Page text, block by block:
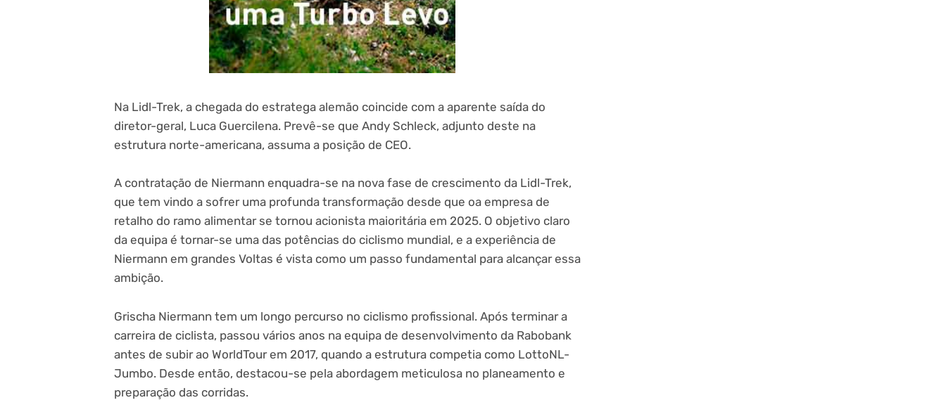
Na Lidl-Trek, a chegada do estratega alemão coincide com a aparente saída do
diretor-geral, Luca Guercilena. Prevê-se que Andy Schleck, adjunto deste na
estrutura norte-americana, assuma a posição de CEO.
A contratação de Niermann enquadra-se na nova fase de crescimento da Lidl-Trek,
que tem vindo a sofrer uma profunda transformação desde que oa empresa de
retalho do ramo alimentar se tornou acionista maioritária em 2025. O objetivo claro
da equipa é tornar-se uma das potências do ciclismo mundial, e a experiência de
Niermann em grandes Voltas é vista como um passo fundamental para alcançar essa
ambição.
Grischa Niermann tem um longo percurso no ciclismo profissional. Após terminar a
carreira de ciclista, passou vários anos na equipa de desenvolvimento da Rabobank
antes de subir ao WorldTour em 2017, quando a estrutura competia como LottoNL-
Jumbo. Desde então, destacou-se pela abordagem meticulosa no planeamento e
preparação das corridas.